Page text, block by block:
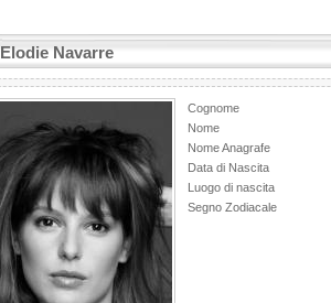
Elodie Navarre
Cognome
Nome
Nome Anagrafe
Data di Nascita
Luogo di nascita
Segno Zodiacale